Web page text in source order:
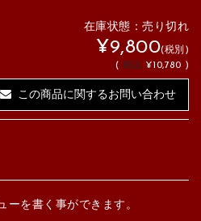
在庫状態：売り切れ
¥9,800(税別)
( 税込 ¥10,780 )
この商品に関するお問い合わせ
ーを書く事ができます。